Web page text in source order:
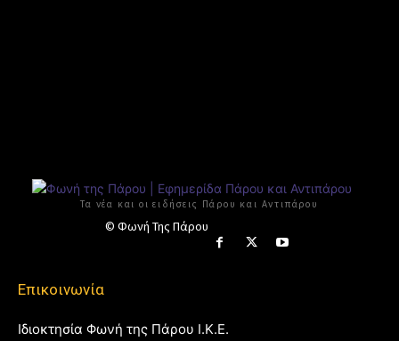
Τα νέα και οι ειδήσεις Πάρου και Αντιπάρου
© Φωνή Της Πάρου
Επικοινωνία
Ιδιοκτησία Φωνή της Πάρου Ι.Κ.Ε.